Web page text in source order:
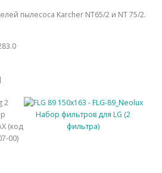
пылесоса Karcher NT65/2 и NT 75/2.